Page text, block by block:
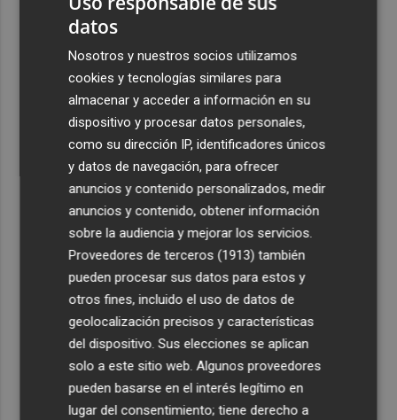
datos
Nosotros y nuestros socios utilizamos
cookies y tecnologías similares para
almacenar y acceder a información en su
dispositivo y procesar datos personales,
como su dirección IP, identificadores únicos
y datos de navegación, para ofrecer
anuncios y contenido personalizados, medir
anuncios y contenido, obtener información
sobre la audiencia y mejorar los servicios.
Proveedores de terceros (1913) también
pueden procesar sus datos para estos y
otros fines, incluido el uso de datos de
geolocalización precisos y características
del dispositivo. Sus elecciones se aplican
solo a este sitio web. Algunos proveedores
pueden basarse en el interés legítimo en
lugar del consentimiento; tiene derecho a